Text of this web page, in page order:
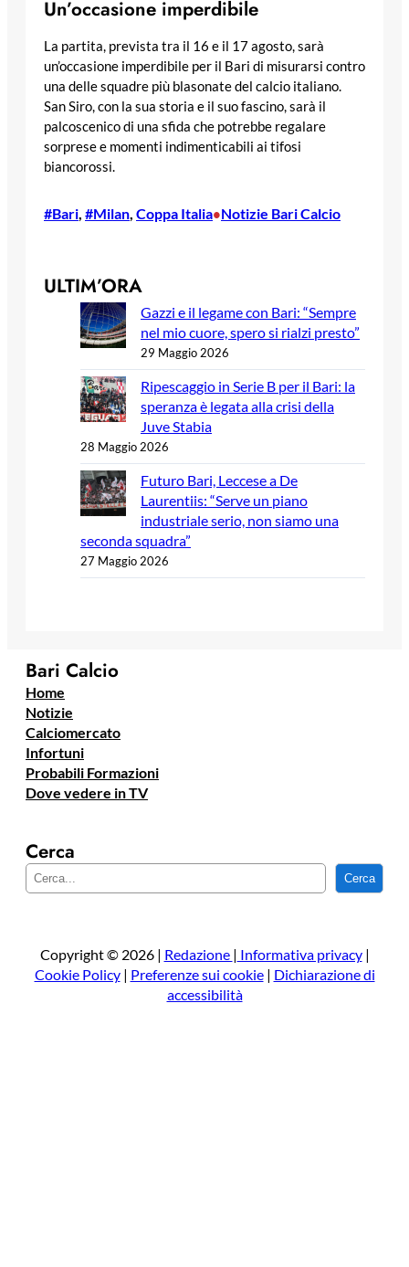
Un’occasione imperdibile
La partita, prevista tra il 16 e il 17 agosto, sarà
un’occasione imperdibile per il Bari di misurarsi contro
una delle squadre più blasonate del calcio italiano.
San Siro, con la sua storia e il suo fascino, sarà il
palcoscenico di una sfida che potrebbe regalare
sorprese e momenti indimenticabili ai tifosi
biancorossi.
#Bari, #Milan, Coppa Italia•Notizie Bari Calcio
ULTIM’ORA
Gazzi e il legame con Bari: “Sempre
nel mio cuore, spero si rialzi presto”
29 Maggio 2026
Ripescaggio in Serie B per il Bari: la
speranza è legata alla crisi della
Juve Stabia
28 Maggio 2026
Futuro Bari, Leccese a De
Laurentiis: “Serve un piano
industriale serio, non siamo una
seconda squadra”
27 Maggio 2026
Bari Calcio
Home
Notizie
Calciomercato
Infortuni
Probabili Formazioni
Dove vedere in TV
Cerca
e
a
Cerca
Copyright © 2026 | Redazione | Informativa privacy|
Cookie Policy| Preferenze sui cookie| Dichiarazione di
accessibilità